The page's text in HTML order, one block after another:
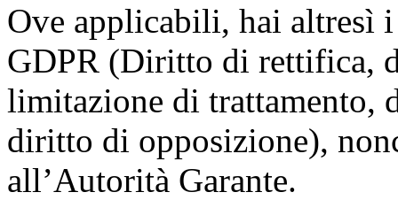
Ove applicabili, hai
GDPR (Diritto di rettifica,
limitazione di trattamento,
diritto di opposizione),
all’Autorità Garante.